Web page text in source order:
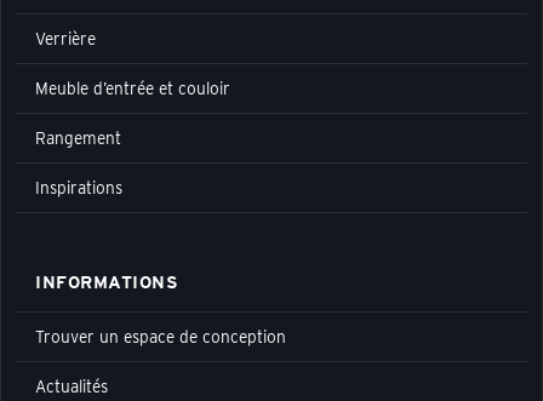
Verrière
Meuble d’entrée et couloir
Rangement
Inspirations
INFORMATIONS
Trouver un espace de conception
Actualités